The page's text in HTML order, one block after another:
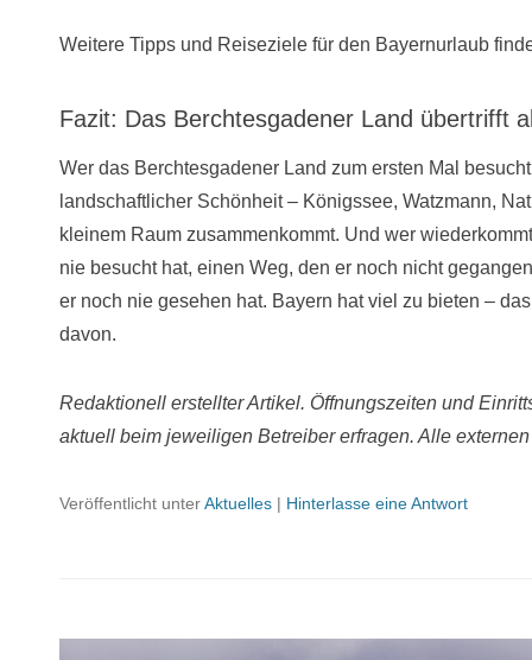
Weitere Tipps und Reiseziele für den Bayernurlaub
Fazit: Das Berchtesgadener Land übertrifft
Wer das Berchtesgadener Land zum ersten Mal
landschaftlicher Schönheit – Königssee, Watzmann,
kleinem Raum zusammenkommt. Und wer
nie besucht hat, einen Weg, den er noch nicht
er noch nie gesehen hat. Bayern hat viel zu bieten –
davon.
Redaktionell erstellter Artikel. Öffnungszeiten und
aktuell beim jeweiligen Betreiber erfragen. Alle
Veröffentlicht unterAktuelles | Hinterlasse eine Antwort